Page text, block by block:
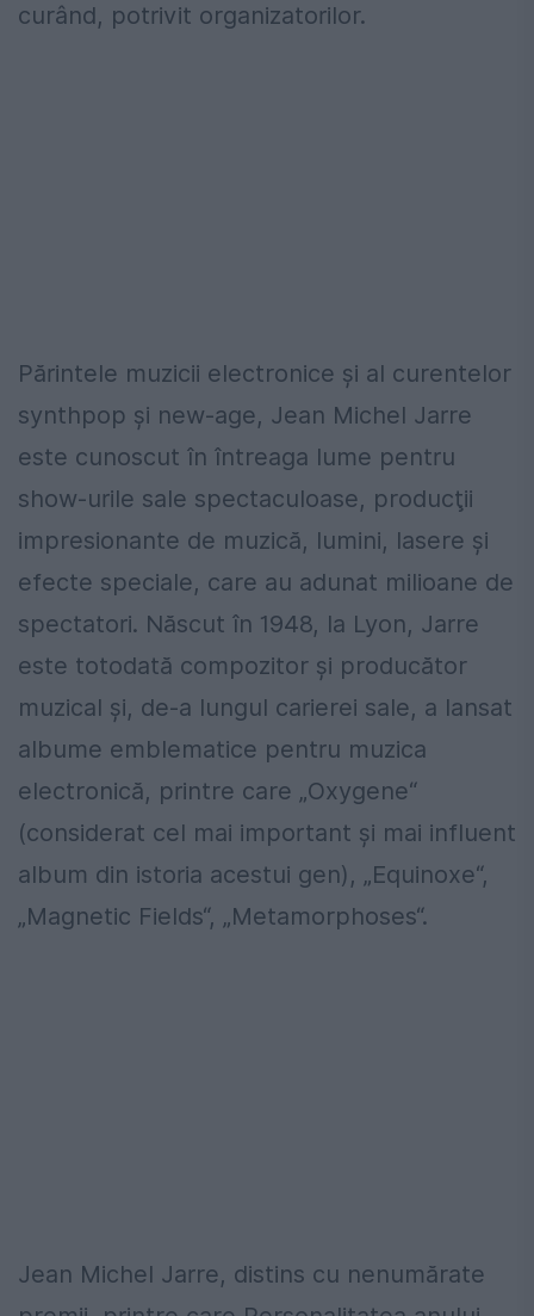
curând, potrivit organizatorilor.
Părintele muzicii electronice şi al curentelor
synthpop şi new-age, Jean Michel Jarre
este cunoscut în întreaga lume pentru
show-urile sale spectaculoase, producţii
impresionante de muzică, lumini, lasere şi
efecte speciale, care au adunat milioane de
spectatori. Născut în 1948, la Lyon, Jarre
este totodată compozitor şi producător
muzical şi, de-a lungul carierei sale, a lansat
albume emblematice pentru muzica
electronică, printre care „Oxygene“
(considerat cel mai important şi mai influent
album din istoria acestui gen), „Equinoxe“,
„Magnetic Fields“, „Metamorphoses“.
Jean Michel Jarre, distins cu nenumărate